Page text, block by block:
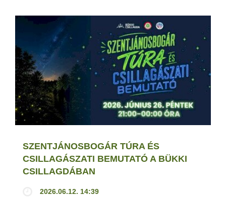
SZENTJÁNOSBOGÁR TÚRA ÉS
CSILLAGÁSZATI BEMUTATÓ A BÜKKI
CSILLAGDÁBAN
2026.06.12. 14:39